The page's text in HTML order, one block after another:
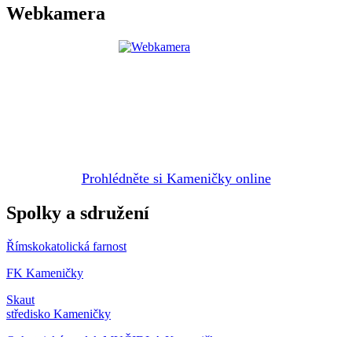
Webkamera
Prohlédněte si Kameničky online
Spolky a sdružení
Římskokatolická farnost
FK Kameničky
Skaut
středisko Kameničky